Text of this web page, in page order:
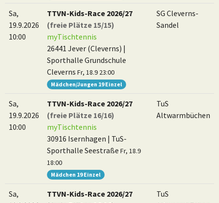
Sa,
19.9.2026
10:00
TTVN-Kids-Race 2026/27
(freie Plätze 15/15)
myTischtennis
26441 Jever (Cleverns) |
Sporthalle Grundschule
Cleverns Fr, 18.9 23:00
Mädchen/Jungen 19 Einzel
SG Cleverns-
Sandel
Sa,
19.9.2026
10:00
TTVN-Kids-Race 2026/27
(freie Plätze 16/16)
myTischtennis
30916 Isernhagen | TuS-
Sporthalle Seestraße Fr, 18.9
18:00
Mädchen 19 Einzel
TuS
Altwarmbüchen
Sa,
TTVN-Kids-Race 2026/27
TuS